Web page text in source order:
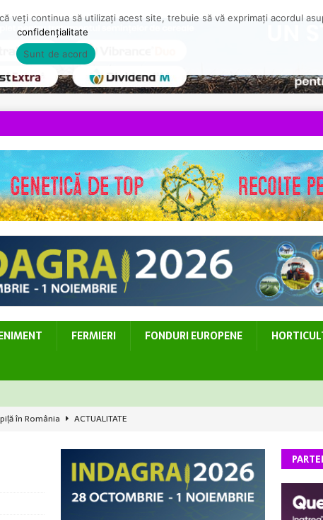
FERMIERI FONDURI EUROPENE
în România
ACTUALITATE
în forma actuală, fără evaluări
veți continua să utilizați acest site, trebuie să vă exprimați acordul
confidențialitate
Sunt de acord